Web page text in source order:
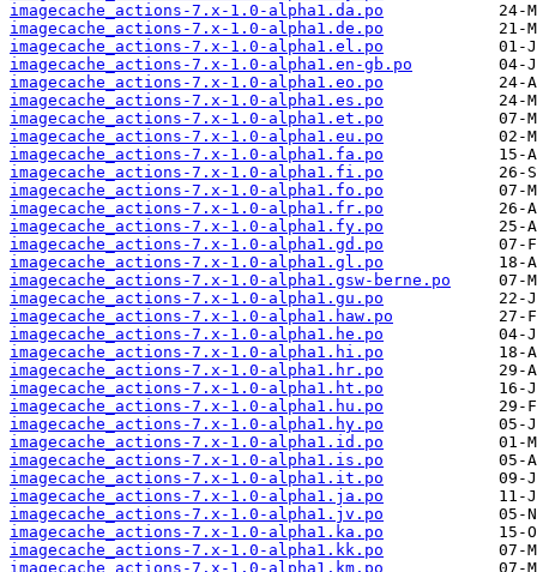
imagecache_actions-7.x-1.0-alpha1.da.po
imagecache_actions-7.x-1.0-alpha1.de.po
imagecache_actions-7.x-1.0-alpha1.el.po
imagecache_actions-7.x-1.0-alpha1.en-gb.po
imagecache_actions-7.x-1.0-alpha1.eo.po
imagecache_actions-7.x-1.0-alpha1.es.po
imagecache_actions-7.x-1.0-alpha1.et.po
imagecache_actions-7.x-1.0-alpha1.eu.po
imagecache_actions-7.x-1.0-alpha1.fa.po
imagecache_actions-7.x-1.0-alpha1.fi.po
imagecache_actions-7.x-1.0-alpha1.fo.po
imagecache_actions-7.x-1.0-alpha1.fr.po
imagecache_actions-7.x-1.0-alpha1.fy.po
imagecache_actions-7.x-1.0-alpha1.gd.po
imagecache_actions-7.x-1.0-alpha1.gl.po
imagecache_actions-7.x-1.0-alpha1.gsw-berne.po
imagecache_actions-7.x-1.0-alpha1.gu.po
imagecache_actions-7.x-1.0-alpha1.haw.po
imagecache_actions-7.x-1.0-alpha1.he.po
imagecache_actions-7.x-1.0-alpha1.hi.po
imagecache_actions-7.x-1.0-alpha1.hr.po
imagecache_actions-7.x-1.0-alpha1.ht.po
imagecache_actions-7.x-1.0-alpha1.hu.po
imagecache_actions-7.x-1.0-alpha1.hy.po
imagecache_actions-7.x-1.0-alpha1.id.po
imagecache_actions-7.x-1.0-alpha1.is.po
imagecache_actions-7.x-1.0-alpha1.it.po
imagecache_actions-7.x-1.0-alpha1.ja.po
imagecache_actions-7.x-1.0-alpha1.jv.po
imagecache_actions-7.x-1.0-alpha1.ka.po
imagecache_actions-7.x-1.0-alpha1.kk.po
imagecache_actions-7.x-1.0-alpha1.km.po